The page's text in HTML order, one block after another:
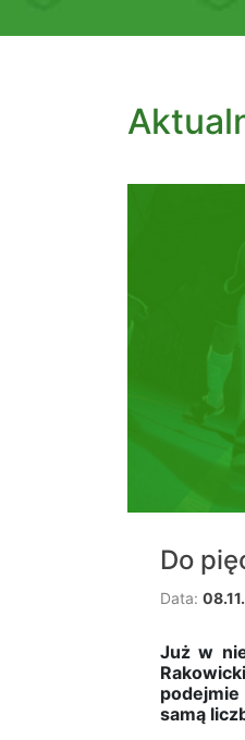
Do
Data:
Już w
podejmie
samą